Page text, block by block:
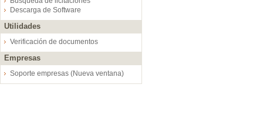
Descarga de Software
Utilidades
Verificación de documentos
Empresas
Soporte empresas (Nueva ventana)